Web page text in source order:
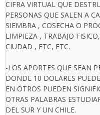
CIFRA VIRTUAL QUE
PERSONAS QUE SALEN A
SIEMBRA , COSECHA O
LIMPIEZA , TRABAJO
CIUDAD , ETC, ETC.
-LOS APORTES QUE SEAN
DONDE 10 DOLARES
EN OTROS PUEDEN
OTRAS PALABRAS
DEL SUR Y UN CHILE.